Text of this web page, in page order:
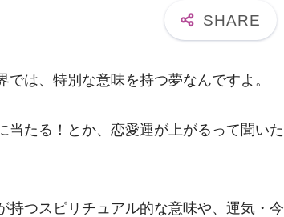
では、特別な意味を持つ夢なんですよ。
当たる！とか、恋愛運が上がるって聞いた
持つスピリチュアル的な意味や、運気・今